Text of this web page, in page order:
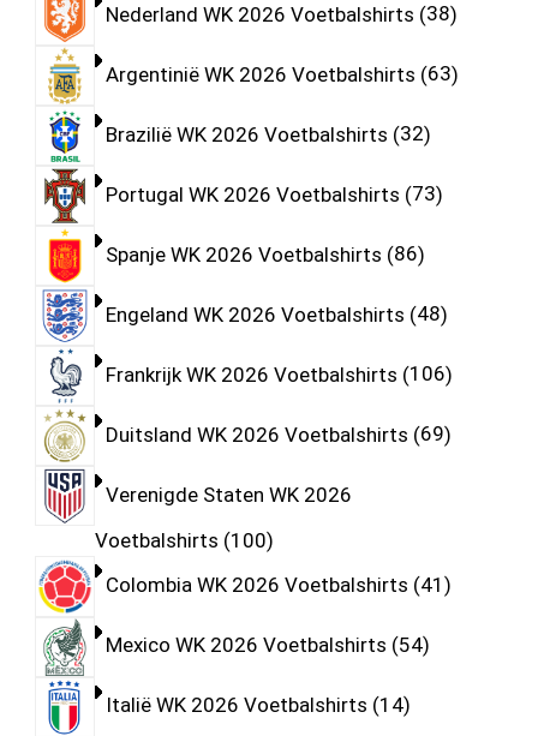
Nederland WK 2026 Voetbalshirts 38
Argentinië WK 2026 Voetbalshirts 63
Brazilië WK 2026 Voetbalshirts 32
Portugal WK 2026 Voetbalshirts 73
Spanje WK 2026 Voetbalshirts 86
Engeland WK 2026 Voetbalshirts 48
Frankrijk WK 2026 Voetbalshirts 106
Duitsland WK 2026 Voetbalshirts 69
Verenigde Staten WK 2026
Voetbalshirts 100
Colombia WK 2026 Voetbalshirts 41
Mexico WK 2026 Voetbalshirts 54
Italië WK 2026 Voetbalshirts 14